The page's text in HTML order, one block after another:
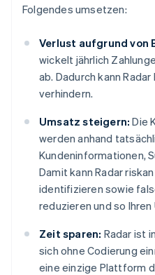
Folgendes umsetzen:
Verlust aufgrund von
wickelt jährlich
ab. Dadurch kann
verhindern.
Umsatz steigern: Die
werden anhand
Kundeninformationen,
Damit kann Radar
identifizieren sowie
reduzieren und so
Zeit sparen: Radar ist
sich ohne Codierung
eine einzige Plattform